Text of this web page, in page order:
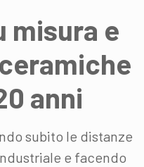
misura e
anni
subito le distanze
e facendo